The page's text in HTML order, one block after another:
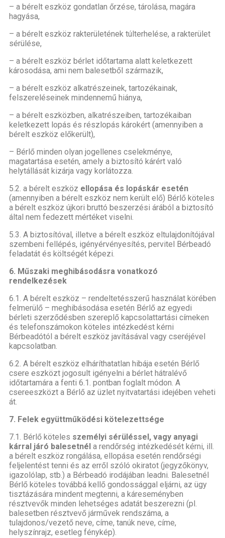
– a bérelt eszköz gondatlan őrzése, tárolása, magára
hagyása,
– a bérelt eszköz rakterületének túlterhelése, a rakterület
sérülése,
– a bérelt eszköz bérlet időtartama alatt keletkezett
károsodása, ami nem balesetből származik,
– a bérelt eszköz alkatrészeinek, tartozékainak,
felszereléseinek mindennemű hiánya,
– a bérelt eszközben, alkatrészeiben, tartozékaiban
keletkezett lopás és részlopás károkért (amennyiben a
bérelt eszköz előkerült),
– Bérlő minden olyan jogellenes cselekménye,
magatartása esetén, amely a biztosító kárért való
helytállását kizárja vagy korlátozza.
5.2. a bérelt eszköz ellopása és lopáskár esetén
(amennyiben a bérelt eszköz nem került elő) Bérlő köteles
a bérelt eszköz újkori bruttó beszerzési árából a biztosító
által nem fedezett mértéket viselni.
5.3. A biztosítóval, illetve a bérelt eszköz eltulajdonítójával
szembeni fellépés, igényérvényesítés, pervitel Bérbeadó
feladatát és költségét képezi.
6. Műszaki meghibásodásra vonatkozó
rendelkezések
6.1. A bérelt eszköz – rendeltetésszerű használat körében
felmerülő – meghibásodása esetén Bérlő az egyedi
bérleti szerződésben szereplő kapcsolattartási címeken
és telefonszámokon köteles intézkedést kérni
Bérbeadótól a bérelt eszköz javításával vagy cseréjével
kapcsolatban.
6.2. A bérelt eszköz elháríthatatlan hibája esetén Bérlő
csere eszközt jogosult igényelni a bérlet hátralévő
időtartamára a fenti 6.1. pontban foglalt módon. A
csereeszközt a Bérlő az üzlet nyitvatartási idejében veheti
át.
7. Felek együttműködési kötelezettsége
7.1. Bérlő köteles személyi sérüléssel, vagy anyagi
kárral járó balesetnél a rendőrség intézkedését kérni, ill.
a bérelt eszköz rongálása, ellopása esetén rendőrségi
feljelentést tenni és az erről szóló okiratot (jegyzőkönyv,
igazolólap, stb.) a Bérbeadó irodájában leadni. Balesetnél
Bérlő köteles továbbá kellő gondossággal eljárni, az ügy
tisztázására mindent megtenni, a káreseményben
résztvevők minden lehetséges adatát beszerezni (pl.
balesetben résztvevő járművek rendszáma, a
tulajdonos/vezető neve, címe, tanúk neve, címe,
helyszínrajz, esetleg fénykép).